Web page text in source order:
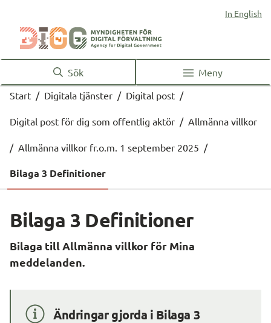
In English
Sök
Meny
Start / Digitala tjänster / Digital post /
Digital post för dig som offentlig aktör / Allmänna villkor
/ Allmänna villkor fr.o.m. 1 september 2025 /
Bilaga 3 Definitioner
Bilaga 3 Definitioner
Bilaga till Allmänna villkor för Mina
meddelanden.
Ändringar gjorda i Bilaga 3